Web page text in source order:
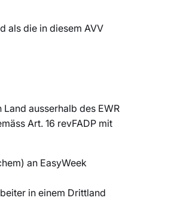
als die in diesem AVV
ausserhalb des EWR
Art. 16 revFADP mit
an EasyWeek
in einem Drittland